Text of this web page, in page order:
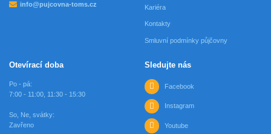
info@pujcovna-toms.cz
Kariéra
Kontakty
Smluvní podmínky půjčovny
Otevírací doba
Po - pá:
7:00 - 11:00, 11:30 - 15:30
So, Ne, svátky:
Zavřeno
Sledujte nás
Facebook
Instagram
Youtube